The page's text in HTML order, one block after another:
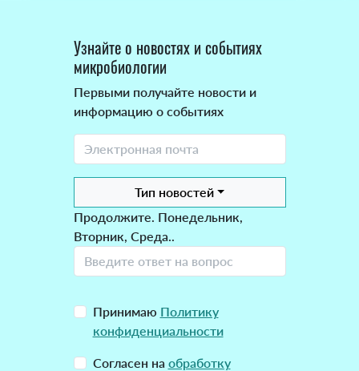
Узнайте о новостях и событиях
микробиологии
Первыми получайте новости и
информацию о событиях
Тип новостей
Продолжите. Понедельник,
Вторник, Среда..
Принимаю Политику
конфиденциальности
Согласен на обработку